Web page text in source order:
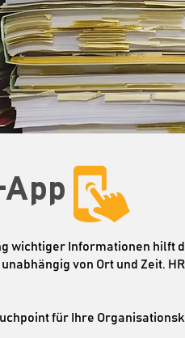
wichtiger Informationen hilft
von Ort und Zeit.
für Ihre